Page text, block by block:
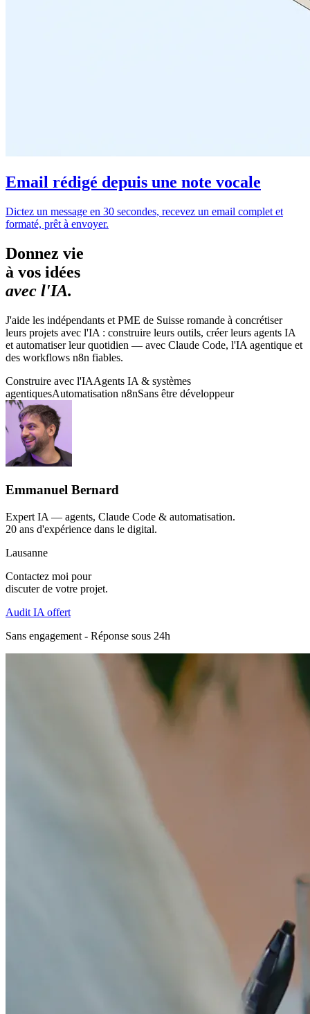
Email rédigé depuis une note vocale
Dictez un message en 30 secondes, recevez un email complet et
formaté, prêt à envoyer.
Donnez vie
à vos idées
avec l'IA.
J'aide les indépendants et PME de Suisse romande à concrétiser
leurs projets avec l'IA : construire leurs outils, créer leurs agents IA
et automatiser leur quotidien — avec Claude Code, l'IA agentique et
des workflows n8n fiables.
Construire avec l'IAAgents IA & systèmes
agentiquesAutomatisation n8nSans être développeur
Emmanuel Bernard
Expert IA — agents, Claude Code & automatisation.
20 ans d'expérience dans le digital.
Lausanne
Contactez moi pour
discuter de votre projet.
Audit IA offert
Sans engagement - Réponse sous 24h